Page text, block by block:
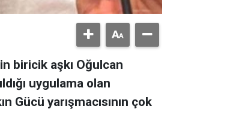
biricik aşkı Oğulcan
uygulama olan
yarışmacısının çok